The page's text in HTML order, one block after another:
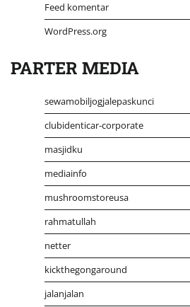
Feed komentar
WordPress.org
PARTER MEDIA
sewamobiljogjalepaskunci
clubidenticar-corporate
masjidku
mediainfo
mushroomstoreusa
rahmatullah
netter
kickthegongaround
jalanjalan